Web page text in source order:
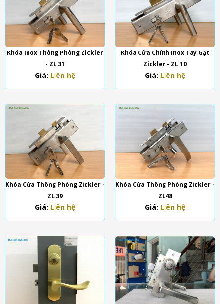
Khóa Inox Thông Phòng Zickler
- ZL 31
Giá: Liên hệ
Khóa Cửa Chính Inox Tay Gạt
Zickler - ZL 10
Giá: Liên hệ
Khóa Cửa Thông Phòng Zickler -
ZL 39
Giá: Liên hệ
Khóa Cửa Thông Phòng Zickler -
ZL48
Giá: Liên hệ